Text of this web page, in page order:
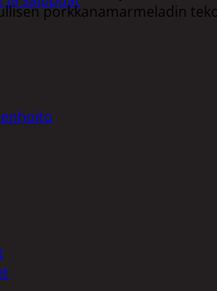
porkkanamarmeladin